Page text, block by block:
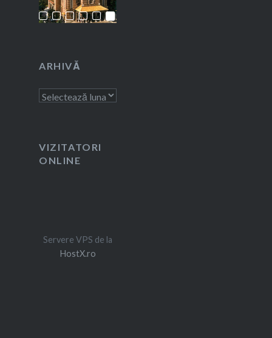
ARHIVĂ
Arhivă
VIZITATORI
ONLINE
Servere VPS de la
HostX.ro